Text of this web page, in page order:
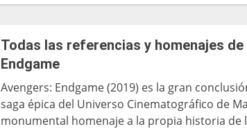
Todas las referencias y homenajes de
Endgame
Avengers: Endgame (2019) es la gran
saga épica del Universo Cinematográfico de
monumental homenaje a la propia historia de